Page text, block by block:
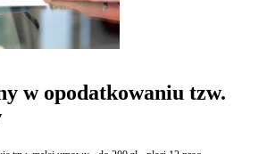
w opodatkowaniu tzw.